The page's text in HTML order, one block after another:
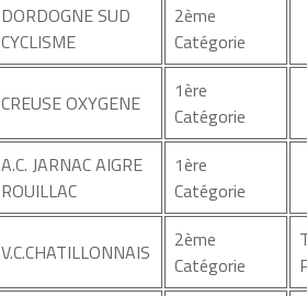
DORDOGNE SUD
CYCLISME
2ème
Catégorie
CREUSE OXYGENE
1ère
Catégorie
A.C. JARNAC AIGRE
ROUILLAC
1ère
Catégorie
V.C.CHATILLONNAIS
2ème
Catégorie